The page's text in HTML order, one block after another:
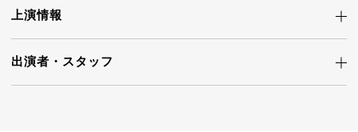
上演情報
出演者・ スタッフ